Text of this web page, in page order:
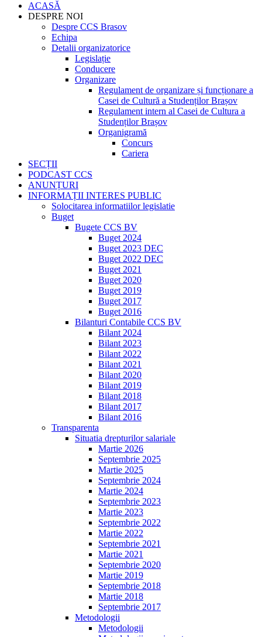
ACASĂ
DESPRE NOI
Despre CCS Brasov
Echipa
Detalii organizatorice
Legislație
Conducere
Organizare
Regulament de organizare și funcționare a
Casei de Cultură a Studenților Brașov
Regulament intern al Casei de Cultura a
Studenților Brașov
Organigramă
Concurs
Cariera
SECȚII
PODCAST CCS
ANUNȚURI
INFORMAȚII INTERES PUBLIC
Solocitarea informatiilor legislatie
Buget
Bugete CCS BV
Buget 2024
Buget 2023 DEC
Buget 2022 DEC
Buget 2021
Buget 2020
Buget 2019
Buget 2017
Buget 2016
Bilanturi Contabile CCS BV
Bilant 2024
Bilant 2023
Bilant 2022
Bilant 2021
Bilant 2020
Bilant 2019
Bilant 2018
Bilant 2017
Bilant 2016
Transparenta
Situatia drepturilor salariale
Martie 2026
Septembrie 2025
Martie 2025
Septembrie 2024
Martie 2024
Septembrie 2023
Martie 2023
Septembrie 2022
Martie 2022
Septembrie 2021
Martie 2021
Septembrie 2020
Martie 2019
Septembrie 2018
Martie 2018
Septembrie 2017
Metodologii
Metodologii